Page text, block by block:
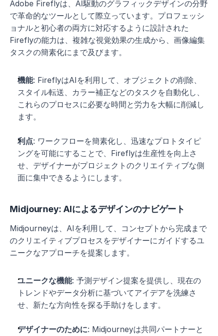
Adobe Fireflyは、AI駆動のグラフィックデザインの分野
で革命的なツールとして際立っています。プロフェッシ
ョナルと初心者の両方に対応するように設計された
Fireflyの能力は、複雑な視覚効果の生成から、画像編集
タスクの簡素化にまで及びます。
機能: FireflyはAIを利用して、オブジェクトの削除、
スタイル転送、カラー補正などのタスクを自動化し、
これらのプロセスに必要な時間と労力を大幅に削減し
ます。
利点: ワークフローを簡素化し、迅速なプロトタイピ
ングを可能にすることで、Fireflyは生産性を向上さ
せ、デザイナーがプロジェクトのクリエイティブな側
面に集中できるようにします。
Midjourney: AIによるデザインのナビゲート
Midjourneyは、AIを利用して、コンセプトから完成まで
のクリエイティブプロセスをデザイナーにガイドするユ
ニークなアプローチを提案します。
ユニークな機能: 予測デザイン提案を提供し、現在の
トレンドやデータ分析に基づいてアイデアを洗練さ
せ、新たな方向性を探る手助けをします。
デザイナーのために: Midjourneyは共同パートナーと